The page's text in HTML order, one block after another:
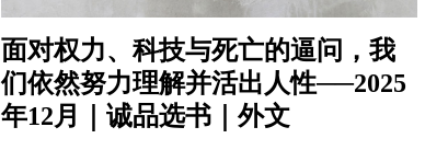
面对权力、科技与死亡的逼问，我
们依然努力理解并活出人性──2025
年12月｜诚品选书｜外文